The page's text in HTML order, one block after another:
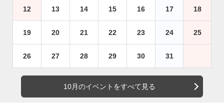
12 13 14 15 16 17 18
19 20 21 22 23 24 25
26 27 28 29 30 31
10月のイベントをすべて見る